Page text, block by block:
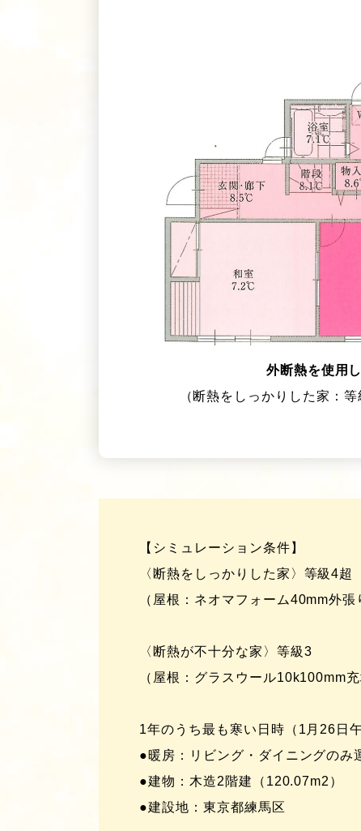
外断熱を使用
（断熱をしっかりした家：
【シミュレーション条件】
〈断熱をしっかりした家〉等級4超
（屋根：ネオマフォーム40mm外
〈断熱が不十分な家〉等級3
（屋根：グラスウール10k100mm
1年のうち最も寒い日時（1月26日
●暖房：リビング・ダイニングのみ
●建物：木造2階建（120.07m2）
●建設地：東京都練馬区